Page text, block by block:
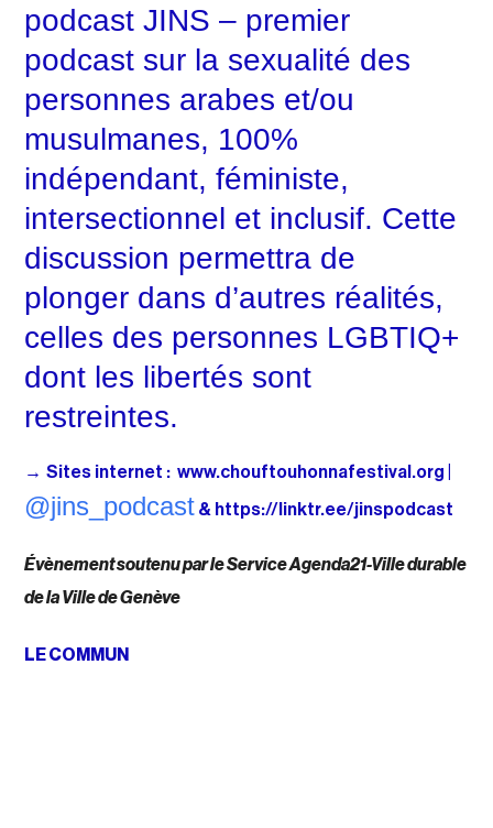
podcastJINS – premier
podcast sur la sexualité des
personnes arabes et/ou
musulmanes, 100%
indépendant, féministe,
intersectionnel et inclusif. Cette
discussion permettra de
plonger dans d’autres réalités,
celles des personnes LGBTIQ+
dont les libertés sont
restreintes.
→Sites internet : www.chouftouhonnafestival.org |
@jins_podcast & https://linktr.ee/jinspodcast
Évènement soutenu par le Service Agenda21-Ville durable
de la Ville de Genève
LE COMMUN